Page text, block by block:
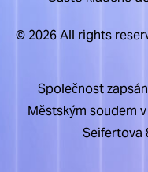
© 2026 All rights
Společnost
Městským soudem v
Seifertova